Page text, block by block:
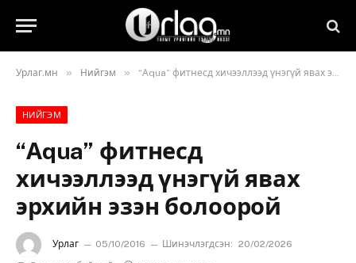
Урлаг.мн » Нийгэм » “Аqua” фитнесд хичээллээд үнэгүй явах эрхийн эзэн болоорой
НИЙГЭМ
“Аqua” фитнесд
хичээллээд үнэгүй явах
эрхийн эзэн болоорой
Урлаг 05/10/2016 Шинэчлэгдсэн: 20/02/2026